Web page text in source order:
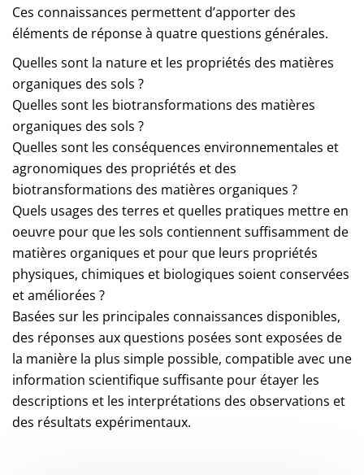
Ces connaissances permettent d’apporter des
éléments de réponse à quatre questions générales.
Quelles sont la nature et les propriétés des matières
organiques des sols ?
Quelles sont les biotransformations des matières
organiques des sols ?
Quelles sont les conséquences environnementales et
agronomiques des propriétés et des
biotransformations des matières organiques ?
Quels usages des terres et quelles pratiques mettre en
oeuvre pour que les sols contiennent suffisamment de
matières organiques et pour que leurs propriétés
physiques, chimiques et biologiques soient conservées
et améliorées ?
Basées sur les principales connaissances disponibles,
des réponses aux questions posées sont exposées de
la manière la plus simple possible, compatible avec une
information scientifique suffisante pour étayer les
descriptions et les interprétations des observations et
des résultats expérimentaux.